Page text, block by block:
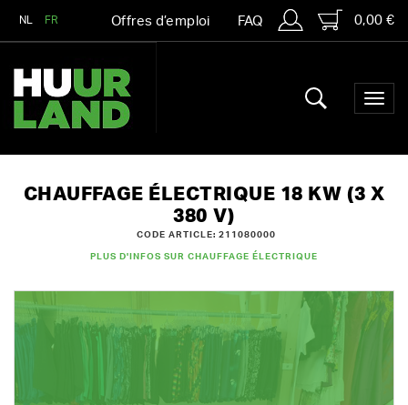
NL FR Offres d’emploi FAQ 0,00 €
CHAUFFAGE ÉLECTRIQUE 18 KW (3 X
380 V)
CODE ARTICLE: 211080000
PLUS D'INFOS SUR CHAUFFAGE ÉLECTRIQUE